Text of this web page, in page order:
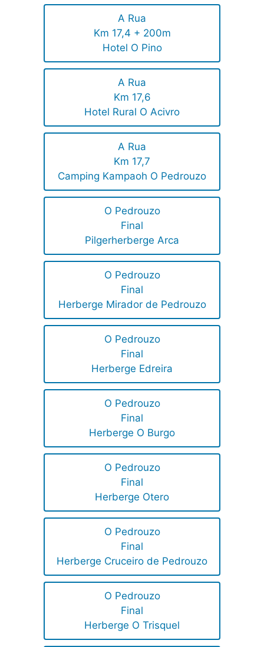
A Rua
Km 17,4 + 200m
Hotel O Pino
A Rua
Km 17,6
Hotel Rural O Acivro
A Rua
Km 17,7
Camping Kampaoh O Pedrouzo
O Pedrouzo
Final
Pilgerherberge Arca
O Pedrouzo
Final
Herberge Mirador de Pedrouzo
O Pedrouzo
Final
Herberge Edreira
O Pedrouzo
Final
Herberge O Burgo
O Pedrouzo
Final
Herberge Otero
O Pedrouzo
Final
Herberge Cruceiro de Pedrouzo
O Pedrouzo
Final
Herberge O Trisquel